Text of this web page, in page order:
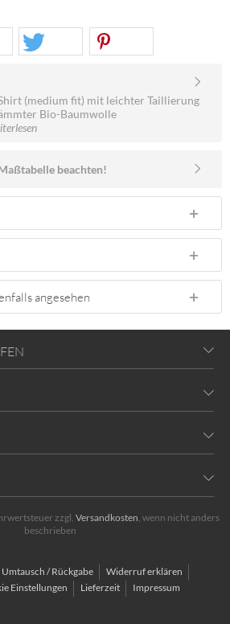
(medium fit) mit leichter Taillierung
Bio-Baumwolle
beachten!
angesehen
zzgl. Versandkosten, wenn nicht anders
beschrieben
Umtausch / Rückgabe
Widerruf erklären
Einstellungen Lieferzeit Impressum